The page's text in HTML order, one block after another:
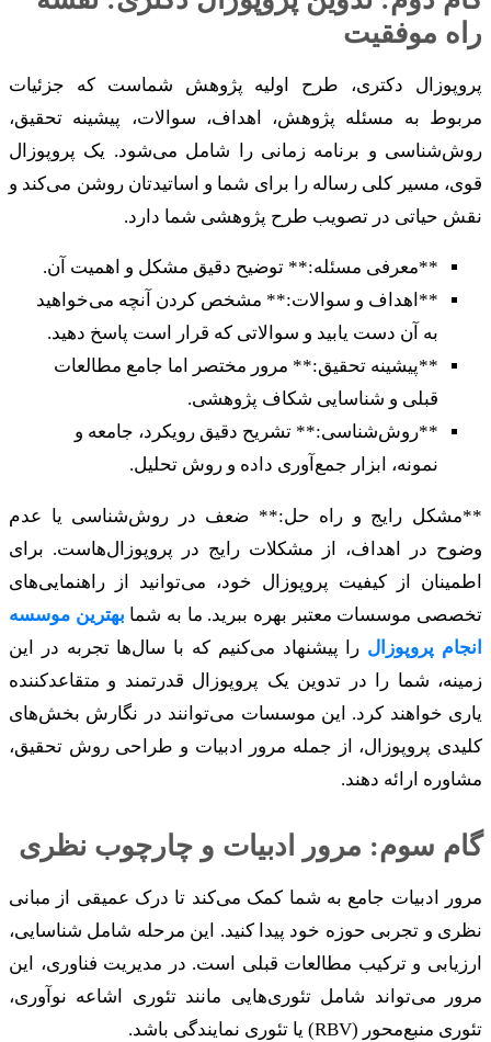
راه موفقیت
پروپوزال دکتری، طرح اولیه پژوهش شماست که جزئیات
مربوط به مسئله پژوهش، اهداف، سوالات، پیشینه تحقیق،
روش‌شناسی و برنامه زمانی را شامل می‌شود. یک پروپوزال
قوی، مسیر کلی رساله را برای شما و اساتیدتان روشن می‌کند و
نقش حیاتی در تصویب طرح پژوهشی شما دارد.
**معرفی مسئله:** توضیح دقیق مشکل و اهمیت آن.
**اهداف و سوالات:** مشخص کردن آنچه می‌خواهید
به آن دست یابید و سوالاتی که قرار است پاسخ دهید.
**پیشینه تحقیق:** مرور مختصر اما جامع مطالعات
قبلی و شناسایی شکاف پژوهشی.
**روش‌شناسی:** تشریح دقیق رویکرد، جامعه و
نمونه، ابزار جمع‌آوری داده و روش تحلیل.
**مشکل رایج و راه حل:** ضعف در روش‌شناسی یا عدم
وضوح در اهداف، از مشکلات رایج در پروپوزال‌هاست. برای
اطمینان از کیفیت پروپوزال خود، می‌توانید از راهنمایی‌های
تخصصی موسسات معتبر بهره ببرید. ما به شما بهترین موسسه
انجام پروپوزال را پیشنهاد می‌کنیم که با سال‌ها تجربه در این
زمینه، شما را در تدوین یک پروپوزال قدرتمند و متقاعدکننده
یاری خواهند کرد. این موسسات می‌توانند در نگارش بخش‌های
کلیدی پروپوزال، از جمله مرور ادبیات و طراحی روش تحقیق،
مشاوره ارائه دهند.
گام سوم: مرور ادبیات و چارچوب نظری
مرور ادبیات جامع به شما کمک می‌کند تا درک عمیقی از مبانی
نظری و تجربی حوزه خود پیدا کنید. این مرحله شامل شناسایی،
ارزیابی و ترکیب مطالعات قبلی است. در مدیریت فناوری، این
مرور می‌تواند شامل تئوری‌هایی مانند تئوری اشاعه نوآوری،
تئوری منبع‌محور (RBV) یا تئوری نمایندگی باشد.